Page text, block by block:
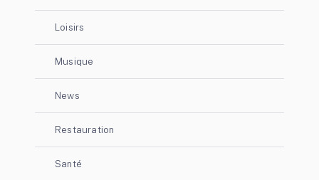
Loisirs
Musique
News
Restauration
Santé